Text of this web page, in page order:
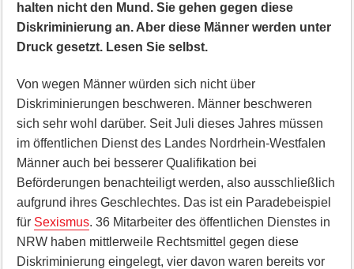
halten nicht den Mund. Sie gehen gegen diese
Diskriminierung an. Aber diese Männer werden unter
Druck gesetzt. Lesen Sie selbst.
Von wegen Männer würden sich nicht über
Diskriminierungen beschweren. Männer beschweren
sich sehr wohl darüber. Seit Juli dieses Jahres müssen
im öffentlichen Dienst des Landes Nordrhein-Westfalen
Männer auch bei besserer Qualifikation bei
Beförderungen benachteiligt werden, also ausschließlich
aufgrund ihres Geschlechtes. Das ist ein Paradebeispiel
für Sexismus. 36 Mitarbeiter des öffentlichen Dienstes in
NRW haben mittlerweile Rechtsmittel gegen diese
Diskriminierung eingelegt, vier davon waren bereits vor